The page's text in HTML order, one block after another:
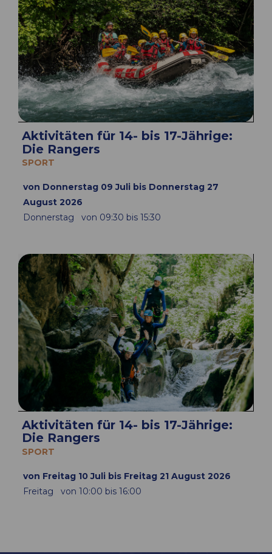
Aktivitäten für 14- bis 17-Jährige:
Die Rangers
SPORT
von Donnerstag 09 Juli bis Donnerstag 27
August 2026
Donnerstag
von 09:30 bis 15:30
Aktivitäten für 14- bis 17-Jährige:
Die Rangers
SPORT
von Freitag 10 Juli bis Freitag 21 August 2026
Freitag
von 10:00 bis 16:00